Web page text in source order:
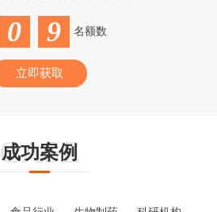
0 9 名额数
立即获取
成功案例
CASE